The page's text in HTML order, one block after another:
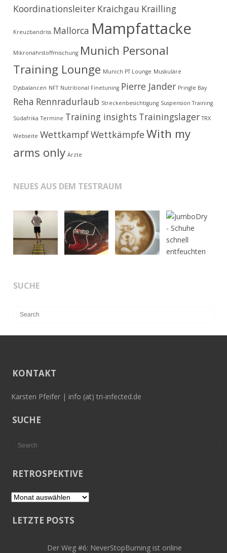
Koordinationsleiter Kraichgau Krailling
Kreuzbandriss Mallorca Mampfattacke
Mikronährstoffmischung Munich Personal
Training Lounge Munich PT Lounge Muskuläre
Dysbalancen NFT Nutritional Finetuning Pierre Jander Pringle Bay
Reha Rennradurlaub Streckenbesichtigung Suspension Training
Südafrika Termine Training insights Trainingslager TRX
Webseite WettkampfWettkämpfeWith my
arms only Ärzte
NEUES AUS DEM TESTRAUM
SUCHE
KONTAKT
Karsten Pfeifer | info (at) tri-infected.de
SUCHE
RETROSPEKTIVE
Retrospektive
LETZTE POSTS
Der Weg #6: NeverStopBurning ist online